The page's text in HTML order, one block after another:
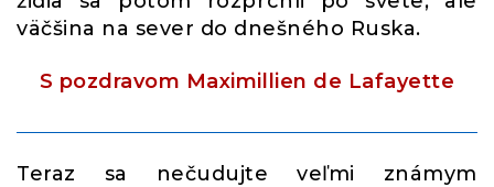
väčšina na sever do dnešného Ruska.
S pozdravom Maximillien de Lafayette
Teraz sa nečudujte veľmi známym